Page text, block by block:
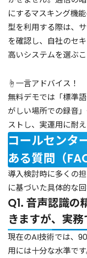
にするマスキング機
型を利用する際は、
を確認し、自社のセ
高いシステムを選ぶこ
☝️一言アドバイス！
無料デモでは「標準
がしい場所での録音
ストし、実運用に耐
コールセンタ
ある質問（
導入検討時に多くの
に基づいた具体的な
Q1. 音声認識の
きますが、実
現在のAI技術では、
用には十分な水準で